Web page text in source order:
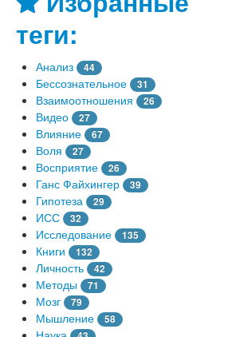
теги:
Анализ 44
Бессознательное 31
Взаимоотношения 26
Видео 27
Влияние 67
Воля 27
Восприятие 26
Ганс Файхингер 39
Гипотеза 29
ИСС 32
Исследование 135
Книги 132
Личность 42
Методы 71
Мозг 79
Мышление 58